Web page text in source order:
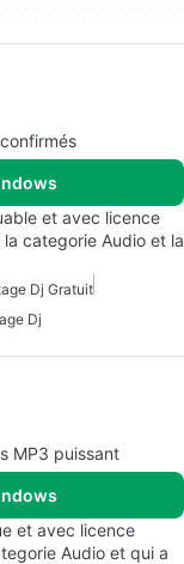
et avec licence
categorie Audio et la
Dj Gratuit
Dj
MP3 puissant
et avec licence
Audio et qui a